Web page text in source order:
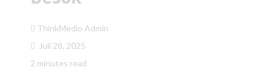
ThinkMedio Admin
Juli 28, 2025
2 minutes read